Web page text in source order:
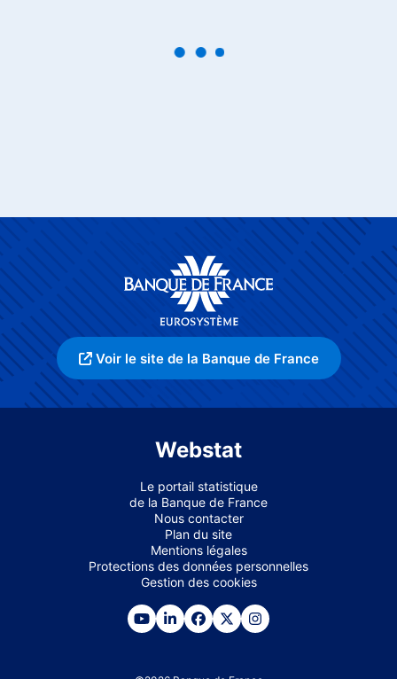
Voir le site de la Banque de France
Webstat
Le portail statistique
de la Banque de France
Nous contacter
Plan du site
Mentions légales
Protections des données personnelles
Gestion des cookies